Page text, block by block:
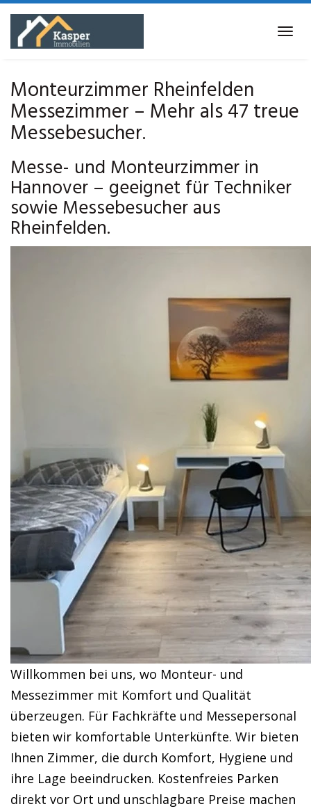
Skip
main
Monteurzimmer Rheinfelden
Messezimmer – Mehr als 47 treue
Messebesucher.
Messe- und Monteurzimmer in
Hannover – geeignet für Techniker
sowie Messebesucher aus
Rheinfelden.
Willkommen bei uns, wo Monteur- und
Messezimmer mit Komfort und Qualität
überzeugen. Für Fachkräfte und Messepersonal
bieten wir komfortable Unterkünfte. Wir bieten
Ihnen Zimmer, die durch Komfort, Hygiene und
ihre Lage beeindrucken. Kostenfreies Parken
direkt vor Ort und unschlagbare Preise machen